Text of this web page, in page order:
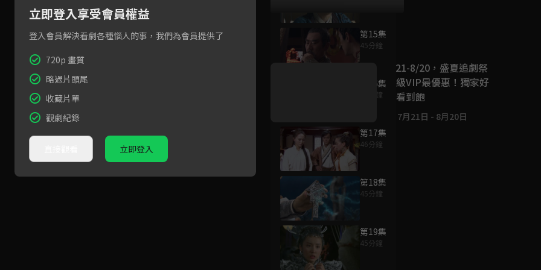
第15集
45分鐘
第16集
43分鐘
第17集
46分鐘
第18集
45分鐘
第19集
45分鐘
好康資訊
7/21-8/20，盛夏追劇祭
升級VIP最優惠！獨家好
戲看到飽
7月21日 - 8月20日
立即登入享受會員權益
登入會員解決看劇各種惱人的事，我們為會員提供了
720p 畫質
略過片頭尾
收藏片單
觀劇紀錄
立即登入